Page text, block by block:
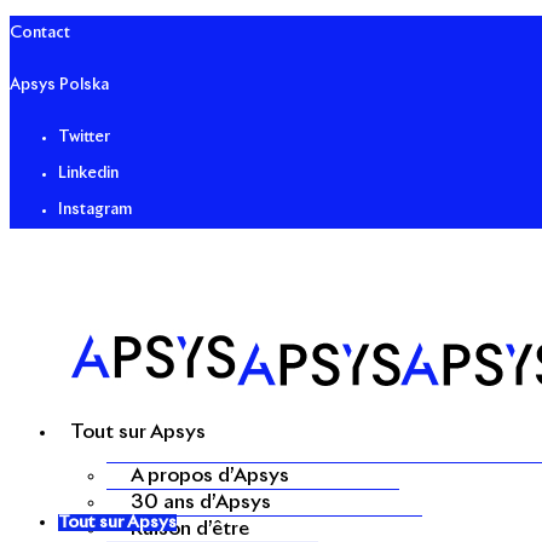
Contact
Apsys Polska
Twitter
Linkedin
Instagram
Tout sur Apsys
A propos d’Apsys
30 ans d’Apsys
Raison d’être
Tout sur Apsys